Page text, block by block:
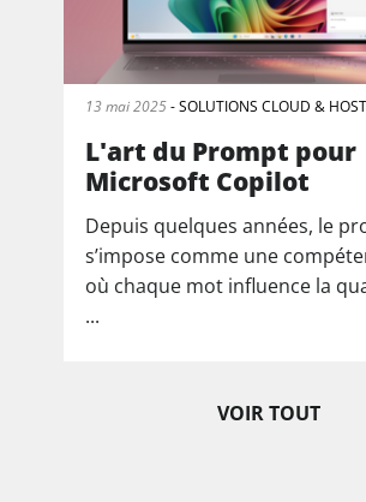
13 mai 2025- SOLUTIONS CLOUD &
L'art du Prompt pour
Microsoft Copilot
Depuis quelques années, le
s’impose comme une
où chaque mot influence la
...
VOIR TOUT